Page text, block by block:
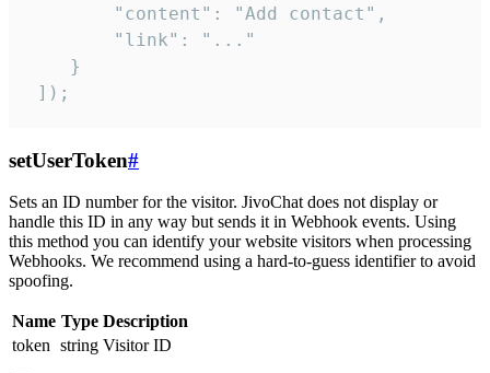
        "content": "Add contact",
        "link": "..."
    }
]);
setUserToken#
Sets an ID number for the visitor. JivoChat does not display or
handle this ID in any way but sends it in Webhook events. Using
this method you can identify your website visitors when processing
Webhooks. We recommend using a hard-to-guess identifier to avoid
spoofing.
Name Type Description
token string Visitor ID